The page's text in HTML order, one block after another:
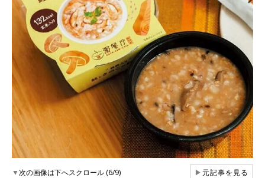
▼次の画像は下へスクロール (6/9) ▶元記事を見る